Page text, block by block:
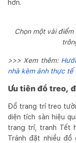
hơn.
Chọn một vài
>>> Xem thêm:
nhà kèm ảnh thực tế
Ưu tiên đồ treo,
Đồ trang trí treo
diện tích sàn hiệu
trang trí, tranh Tết
Tránh đặt nhiều đồ